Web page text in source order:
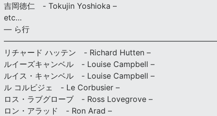
吉岡徳仁 - Tokujin Yoshioka –
etc…
— ら行
リチャード ハッテン - Richard Hutten –
ルイーズキャンベル - Louise Campbell –
ルイス・キャンベル - Louise Campbell –
ル コルビジェ - Le Corbusier –
ロス・ラブグローブ - Ross Lovegrove –
ロン・アラッド - Ron Arad –